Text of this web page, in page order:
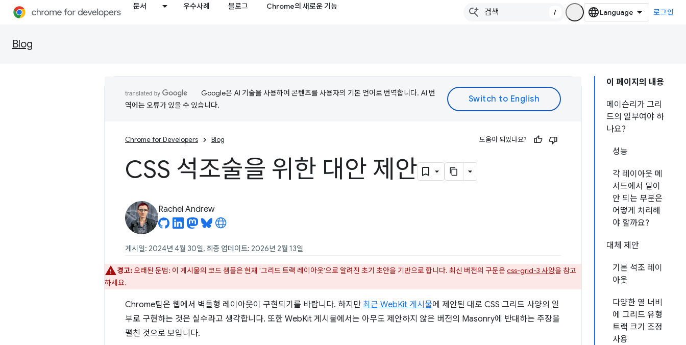
문서 우수사례 블로그 Chrome의 새로운 기능
/ 로그인
Blog
이 페이지의 내용
메이슨리가 그리
드의 일부여야 하
나요?
성능
각 레이아웃 메
서드에서 말이
안 되는 부분은
어떻게 처리해
야 할까요?
대체 제안
기본 석조 레이
아웃
다양한 열 너비
에 그리드 유형
트랙 크기 조정
사용
Google은 AI 기술을 사용하여 콘텐츠를 사용자의 기본 언어로 번역합니다. AI 번
역에는 오류가 있을 수 있습니다.
Chrome for Developers Blog 도움이 되었나요?
CSS 석조술을 위한 대안 제안
Rachel Andrew
게시일: 2024년 4월 30일, 최종 업데이트: 2026년 2월 13일
경고:오래된 문법: 이 게시물의 코드 샘플은 현재 '그리드 트랙 레이아웃'으로 알려진 초기 초안을 기반으로 합니다. 최신 버전의 구문은css-grid-3 사양을 참고
하세요.
Chrome팀은 웹에서 벽돌형 레이아웃이 구현되기를 바랍니다. 하지만 최근 WebKit 게시물에 제안된 대로 CSS 그리드 사양의 일
부로 구현하는 것은 실수라고 생각합니다. 또한 WebKit 게시물에서는 아무도 제안하지 않은 버전의 Masonry에 반대하는 주장을
펼친 것으로 보입니다.